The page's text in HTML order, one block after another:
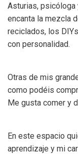
Asturias, psicóloga
encanta la mezcla
reciclados, los
con personalidad.
Otras de mis
como podéis
Me gusta comer y
En este espacio
aprendizaje y mi